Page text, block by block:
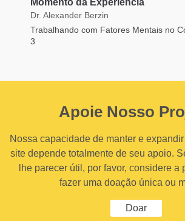
Dr. Alexander Berzin
Trabalhando com Fatores Mentais no
3
Apoie Nosso
Nossa capacidade de manter e
site depende totalmente de seu apoio.
lhe parecer útil, por favor, considere
fazer uma doação única ou
Doar